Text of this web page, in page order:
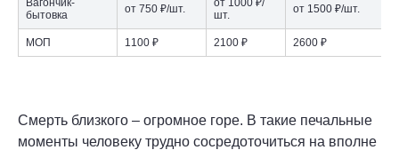
Вагончик-
бытовка
от 750 ₽/шт.
от 1000 ₽/
шт.
от 1500 ₽/шт.
МОП 1100 ₽ 2100 ₽ 2600 ₽
Смерть близкого – огромное горе. В такие печальные
моменты человеку трудно сосредоточиться на вполне